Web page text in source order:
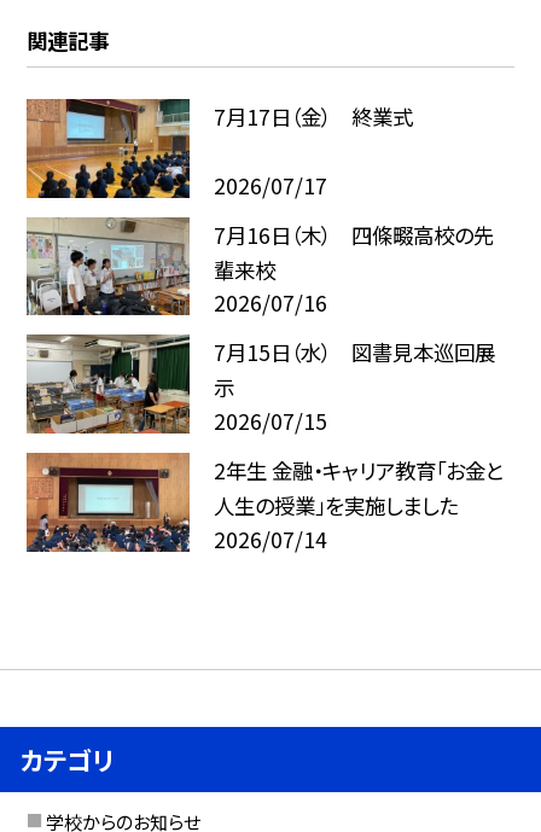
関連記事
7月17日（金） 終業式
2026/07/17
7月16日（木） 四條畷高校の先
輩来校
2026/07/16
7月15日（水） 図書見本巡回展
示
2026/07/15
2年生 金融・キャリア教育「お金と
人生の授業」を実施しました
2026/07/14
カテゴリ
学校からのお知らせ